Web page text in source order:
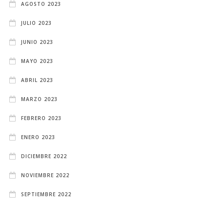
AGOSTO 2023
JULIO 2023
JUNIO 2023
MAYO 2023
ABRIL 2023
MARZO 2023
FEBRERO 2023
ENERO 2023
DICIEMBRE 2022
NOVIEMBRE 2022
SEPTIEMBRE 2022